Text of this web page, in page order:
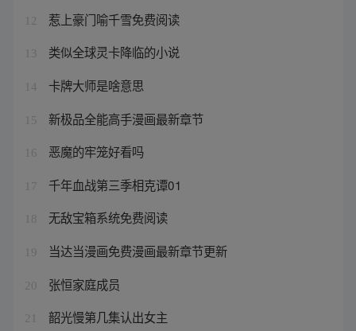
12 惹上豪门喻千雪免费阅读
13 类似全球灵卡降临的小说
14 卡牌大师是啥意思
15 新极品全能高手漫画最新章节
16 恶魔的牢笼好看吗
17 千年血战第三季相克谭01
18 无敌宝箱系统免费阅读
19 当达当漫画免费漫画最新章节更新
20 张恒家庭成员
21 韶光慢第几集认出女主